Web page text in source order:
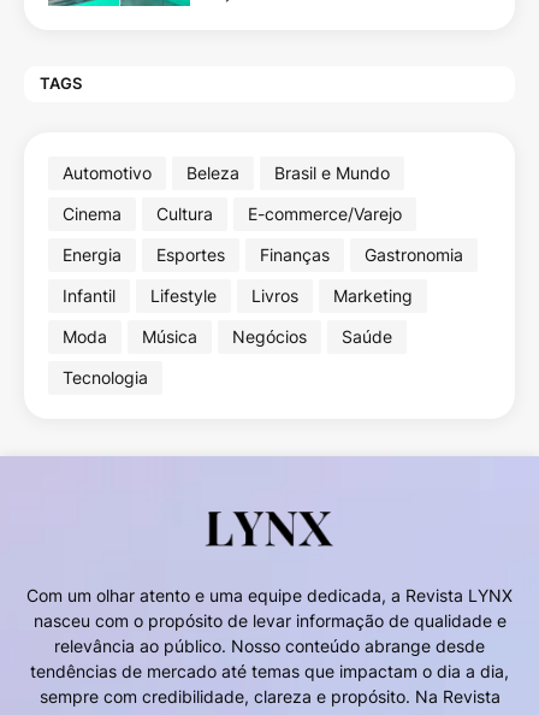
TAGS
Automotivo Beleza
Brasil e Mundo
Cinema
Cultura
E-commerce/Varejo
Energia
Esportes Finanças
Gastronomia
Infantil
Lifestyle Livros
Marketing
Moda
Música Negócios
Saúde
Tecnologia
Com um olhar atento e uma equipe dedicada, a Revista LYNX
nasceu com o propósito de levar informação de qualidade e
relevância ao público. Nosso conteúdo abrange desde
tendências de mercado até temas que impactam o dia a dia,
sempre com credibilidade, clareza e propósito. Na Revista